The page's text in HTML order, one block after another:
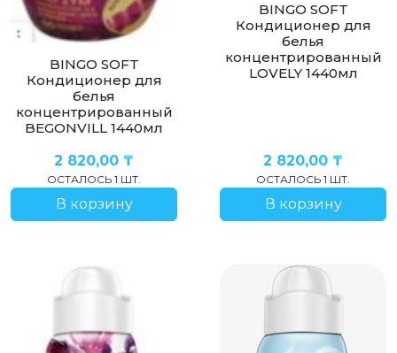
BINGO SOFT
Кондиционер для
белья
концентрированный
BEGONVILL 1440мл
2 820,00 ₸
ОСТАЛОСЬ 1 ШТ.
В корзину
BINGO SOFT
Кондиционер для
белья
концентрированный
LOVELY 1440мл
2 820,00 ₸
ОСТАЛОСЬ 1 ШТ.
В корзину